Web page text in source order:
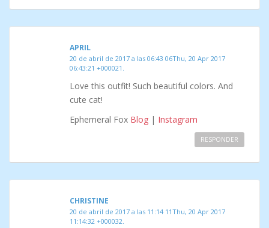
APRIL
20 de abril de 2017 a las 06:43 06Thu, 20 Apr 2017
06:43:21 +000021.
Love this outfit! Such beautiful colors. And
cute cat!
Ephemeral Fox Blog | Instagram
RESPONDER
CHRISTINE
20 de abril de 2017 a las 11:14 11Thu, 20 Apr 2017
11:14:32 +000032.